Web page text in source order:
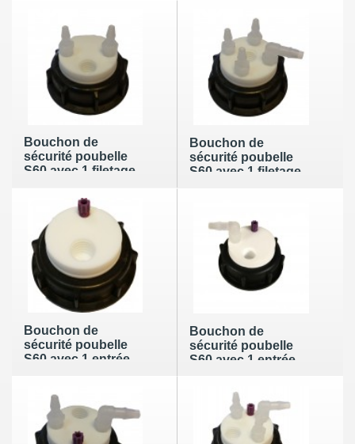
leak (6-9mm)
Bouchon de
sécurité poubelle
S60 avec 1 filetage
charbon actif + 2
leak (6-9mm)
Bouchon de
sécurité poubelle
S60 avec 1 filetage
Bouchon de
sécurité poubelle
S60 avec 1 entrée
cartouche de
charbon actif
Bouchon de
sécurité poubelle
S60 avec 1 entrée
cartouche de
charbon actif + 1
leak (6-9mm)